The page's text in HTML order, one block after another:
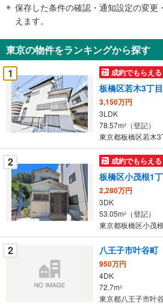
知
を
受
け
取
る
・
条
件
を
マ
イ
ペ
ー
に
保
保存した条件の確認・通知設定の変更
えます。
東京の物件をランキングから探す
1
成約でもらえる
板橋区若木3丁目
3,150万円
3LDK
78.57m2
（登記）
東京都板橋区若木3
2 成約でもらえる
板橋区小茂根1
2,280万円
3DK
53.05m2
（登記）
東京都板橋区小茂
2 八王子市叶谷町
950万円
4DK
72.7m2
東京都八王子市叶